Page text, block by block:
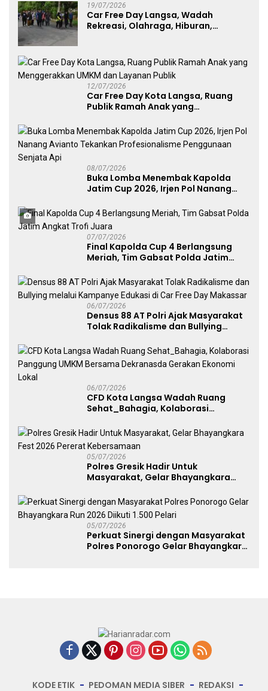
19/07/2026
Car Free Day Langsa, Wadah
Rekreasi, Olahraga, Hiburan,
12/07/2026
Car Free Day Kota Langsa, Ruang
Publik Ramah Anak yang
Publik
08/07/2026
Buka Lomba Menembak Kapolda
Jatim Cup 2026, Irjen Pol Nanang
Penggunaan Senjata Api
07/07/2026
Final Kapolda Cup 4 Berlangsung
Meriah, Tim Gabsat Polda Jatim
06/07/2026
Densus 88 AT Polri Ajak Masyarakat
Tolak Radikalisme dan Bullying
Free Day Makassar
06/07/2026
CFD Kota Langsa Wadah Ruang
Sehat_Bahagia, Kolaborasi
Dekranasda Gerakan Ekonomi Lokal
05/07/2026
Polres Gresik Hadir Untuk
Masyarakat, Gelar Bhayangkara
05/07/2026
Perkuat Sinergi dengan Masyarakat
Polres Ponorogo Gelar Bhayangkara
KODE ETIK PEDOMAN MEDIA SIBER REDAKSI